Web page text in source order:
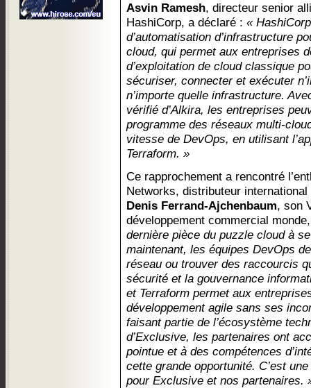
Asvin Ramesh, directeur senior
HashiCorp, a déclaré : «
d’automatisation d’infrastructure
cloud, qui permet aux entreprises
d’exploitation de cloud classique
sécuriser, connecter et exécuter
n’importe quelle infrastructure.
vérifié d’Alkira, les entreprises
programme des réseaux multi-
vitesse de DevOps, en utilisant
Terraform. »
Ce rapprochement a rencontré
Networks, distributeur
Denis Ferrand-Ajchenbaum, son
développement commercial
dernière pièce du puzzle cloud à
maintenant, les équipes DevOps
réseau ou trouver des raccourcis
sécurité et la gouvernance
et Terraform permet aux
développement agile sans ses
faisant partie de l’écosystème
d’Exclusive, les partenaires ont
pointue et à des compétences
cette grande opportunité. C’est
pour Exclusive et nos partenaires.